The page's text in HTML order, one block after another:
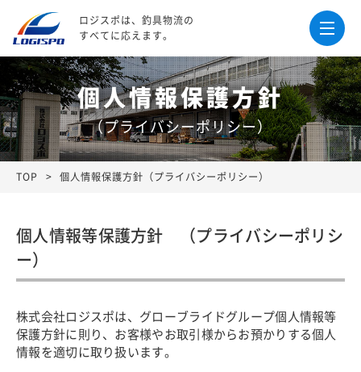
ロジスポは、釣具物流の
すべてに応えます。
個人情報保護方針
（プライバシーポリシー）
TOP 個人情報保護方針（プライバシーポリシー）
個人情報等保護方針 （プライバシーポリシ
ー）
株式会社ロジスポは、グローブライドグループ個人情報等
保護方針に則り、お客様やお取引様からお預かりする個人
情報を適切に取り扱います。